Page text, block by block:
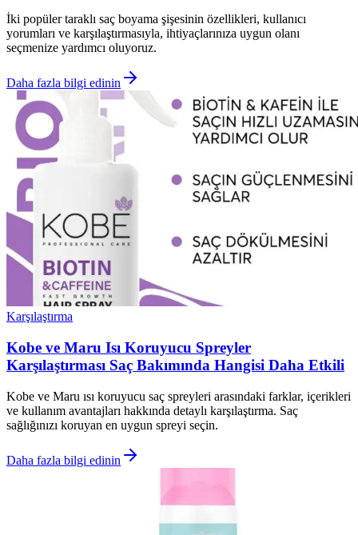
İki popüler taraklı saç boyama şişesinin özellikleri, kullanıcı
yorumları ve karşılaştırmasıyla, ihtiyaçlarınıza uygun olanı
seçmenize yardımcı oluyoruz.
Daha fazla bilgi edinin
Karşılaştırma
Kobe ve Maru Isı Koruyucu Spreyler
Karşılaştırması Saç Bakımında Hangisi Daha Etkili
Kobe ve Maru ısı koruyucu saç spreyleri arasındaki farklar, içerikleri
ve kullanım avantajları hakkında detaylı karşılaştırma. Saç
sağlığınızı koruyan en uygun spreyi seçin.
Daha fazla bilgi edinin